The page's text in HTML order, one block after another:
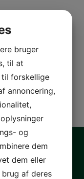
for
brat stopper
i De
bl.a. i dette
bruger
til at
til forskellige
annoncering,
og
dem
dem eller
af deres